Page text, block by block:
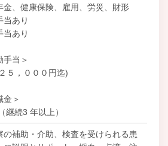
金、健康保険、雇用、労災、財形
当あり
当あり
手当＞
５，０００円迄)
金＞
継続3 年以上）
補助・介助、検査を受けられる患